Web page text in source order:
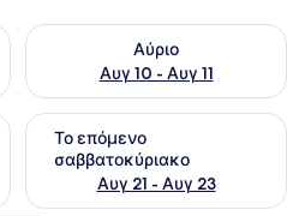
απόψε Αυγ 9 - Αυγ 10
Αύριο
Αυγ 10 - Αυγ 11
Έλεγχος διαθεσιμότητας
αυτό το σαββατοκύριακο Αυγ
Το επόμενο
σαββατοκύριακο
Αυγ 21 - Αυγ 23
Έλεγχος διαθεσιμότητας